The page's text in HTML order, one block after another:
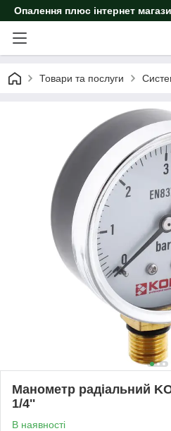
Опалення плюс інтернет
Товари та послуги
Манометр радіальний
1/4''
В наявності